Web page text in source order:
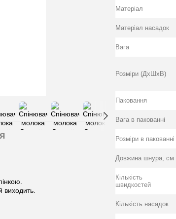
виходить.
Матеріал
Матеріал насадок
Вага
Розміри (ДхШхВ)
Паковання
Вага в пакованні
Розміри в пакованні
Довжина шнура, см
Кількість
швидкостей
Кількість насадок